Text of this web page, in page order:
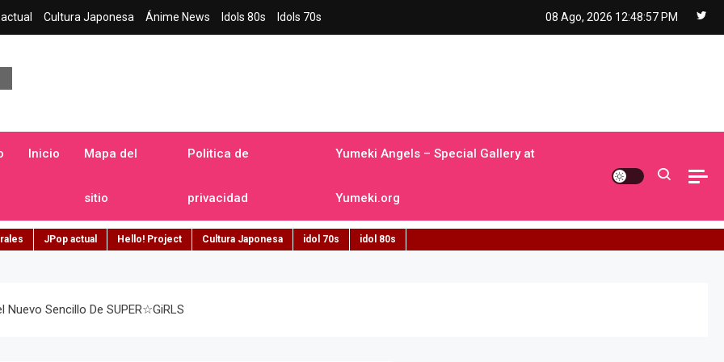
Cultura Japonesa Ánime News Idols 80s Idols 70s 08 Ago, 2026 12:48:58 PM
Inicio Mapa del
sitio
Politica de
privacidad
Yumeki Angels – Special Gallery at
Yumeki.org
JPop actual Hello! Project Cultura Japonesa idol 70s idol 80s
Sencillo De SUPER☆GiRLS